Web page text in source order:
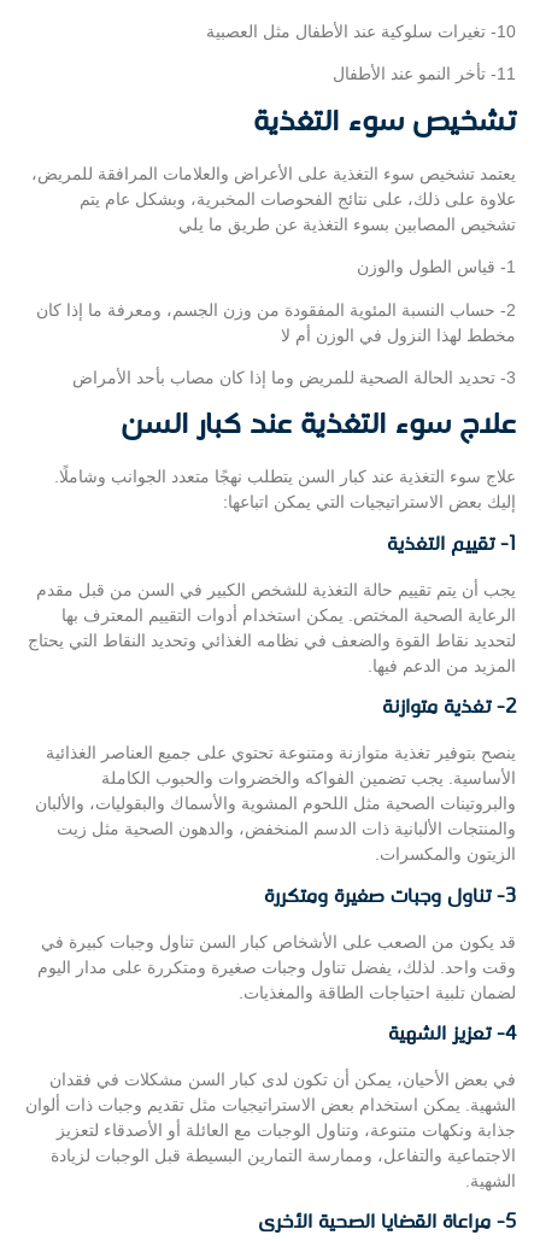
10- تغيرات سلوكية عند الأطفال مثل العصبية
11- تأخر النمو عند الأطفال
تشخيص سوء التغذية
يعتمد تشخيص سوء التغذية على الأعراض والعلامات المرافقة للمريض،
علاوة على ذلك، على نتائج الفحوصات المخبرية، وبشكل عام يتم
تشخيص المصابين بسوء التغذية عن طريق ما يلي
1- قياس الطول والوزن
2- حساب النسبة المئوية المفقودة من وزن الجسم، ومعرفة ما إذا كان
مخطط لهذا النزول في الوزن أم لا
3- تحديد الحالة الصحية للمريض وما إذا كان مصاب بأحد الأمراض
علاج سوء التغذية عند كبار السن
علاج سوء التغذية عند كبار السن يتطلب نهجًا متعدد الجوانب وشاملًا.
إليك بعض الاستراتيجيات التي يمكن اتباعها:
1- تقييم التغذية
يجب أن يتم تقييم حالة التغذية للشخص الكبير في السن من قبل مقدم
الرعاية الصحية المختص. يمكن استخدام أدوات التقييم المعترف بها
لتحديد نقاط القوة والضعف في نظامه الغذائي وتحديد النقاط التي يحتاج
المزيد من الدعم فيها.
2- تغذية متوازنة
ينصح بتوفير تغذية متوازنة ومتنوعة تحتوي على جميع العناصر الغذائية
الأساسية. يجب تضمين الفواكه والخضروات والحبوب الكاملة
والبروتينات الصحية مثل اللحوم المشوية والأسماك والبقوليات، والألبان
والمنتجات الألبانية ذات الدسم المنخفض، والدهون الصحية مثل زيت
الزيتون والمكسرات.
3- تناول وجبات صغيرة ومتكررة
قد يكون من الصعب على الأشخاص كبار السن تناول وجبات كبيرة في
وقت واحد. لذلك، يفضل تناول وجبات صغيرة ومتكررة على مدار اليوم
لضمان تلبية احتياجات الطاقة والمغذيات.
4- تعزيز الشهية
في بعض الأحيان، يمكن أن تكون لدى كبار السن مشكلات في فقدان
الشهية. يمكن استخدام بعض الاستراتيجيات مثل تقديم وجبات ذات ألوان
جذابة ونكهات متنوعة، وتناول الوجبات مع العائلة أو الأصدقاء لتعزيز
الاجتماعية والتفاعل، وممارسة التمارين البسيطة قبل الوجبات لزيادة
الشهية.
5- مراعاة القضايا الصحية الأخرى